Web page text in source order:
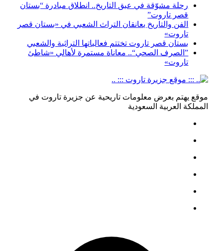
رحلة مشوّقة في عبق التاريخ.. انطلاق مبادرة “بستان
قصر تاروت”
الفن والتاريخ يعانقان التراث الشعبي في «بستان قصر
تاروت»
بستان قصر تاروت تختتم فعالياتها التراثية والشعبي
”الصرف الصحي“.. معاناة مستمرة لأهالي «شاطئ
تاروت»
موقع يهتم بعرض معلومات تاريحية عن جزيرة تاروت في
المملكة العربية السعودية